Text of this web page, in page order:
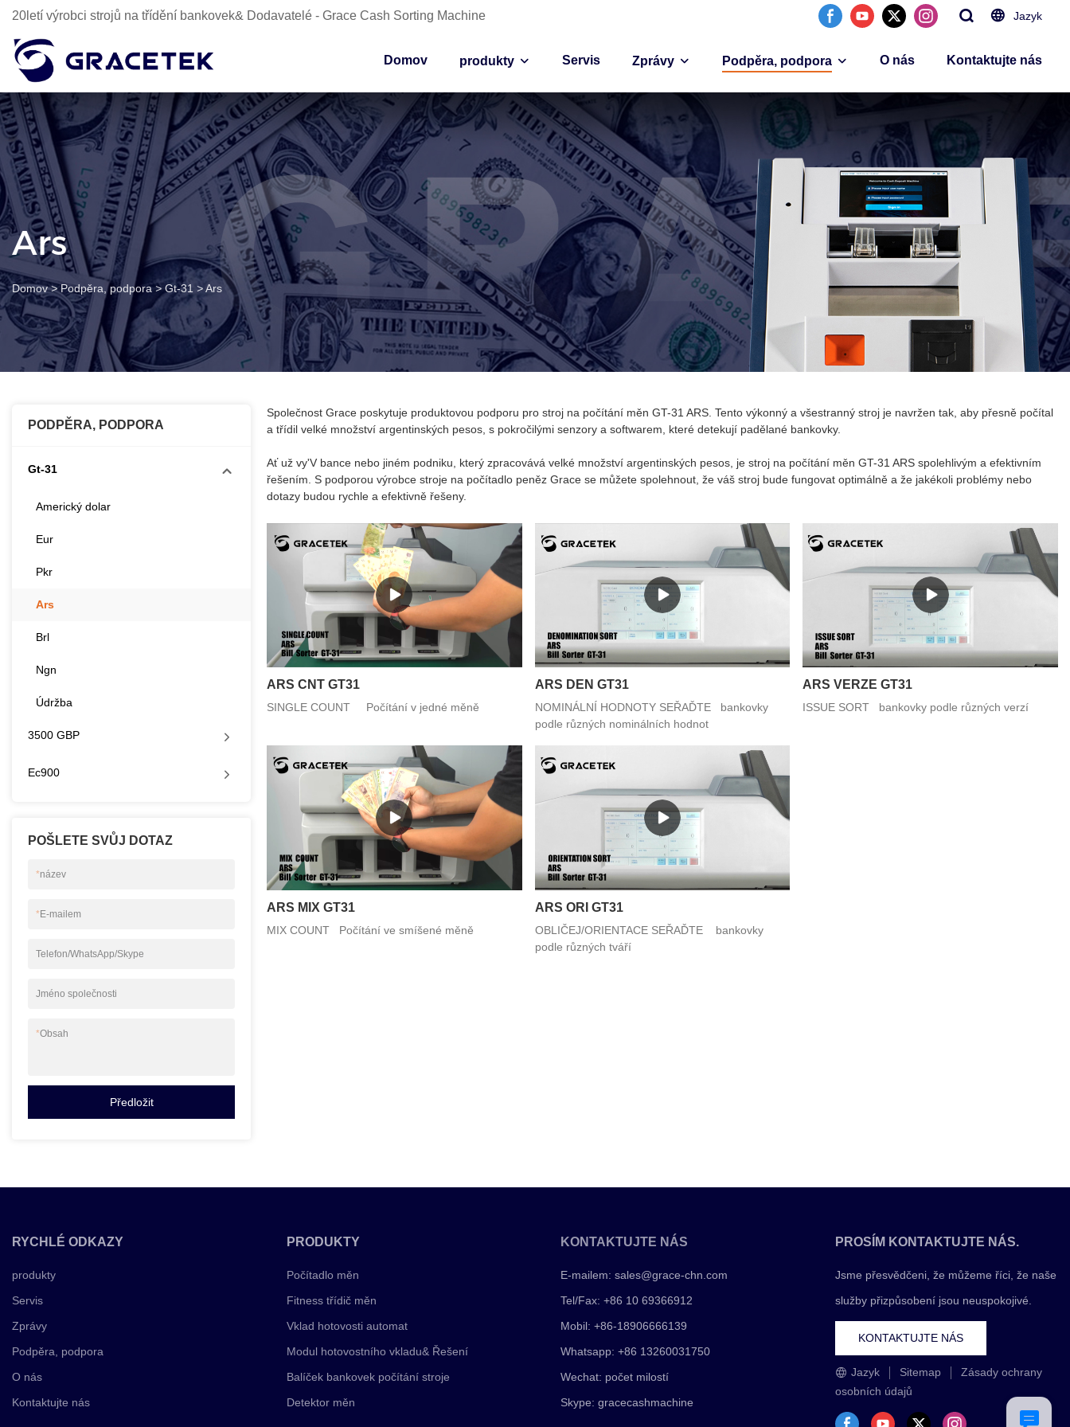
20letí výrobci strojů na třídění bankovek& Dodavatelé - Grace Cash Sorting Machine Jazyk
Domov produkty Servis Zprávy Podpěra, podpora O nás Kontaktujte nás
Ars
Domov > Podpěra, podpora > Gt-31 >Ars
PODPĚRA, PODPORA
Gt-31
Americký dolar
Eur
Pkr
Ars
Brl
Ngn
Údržba
3500 GBP
Ec900
POŠLETE SVŮJ DOTAZ
*název
*E-mailem
Telefon/WhatsApp/Skype
Jméno společnosti
*Obsah
Předložit
Společnost Grace poskytuje produktovou podporu pro stroj na počítání měn GT-31 ARS. Tento výkonný a všestranný stroj je navržen tak, aby přesně počítal
a třídil velké množství argentinských pesos, s pokročilými senzory a softwarem, které detekují padělané bankovky.
Ať už vy'V bance nebo jiném podniku, který zpracovává velké množství argentinských pesos, je stroj na počítání měn GT-31 ARS spolehlivým a efektivním
řešením. S podporou výrobce stroje na počítadlo peněz Grace se můžete spolehnout, že váš stroj bude fungovat optimálně a že jakékoli problémy nebo
dotazy budou rychle a efektivně řešeny.
ARS CNT GT31
SINGLE COUNT Počítání v jedné měně
ARS DEN GT31
NOMINÁLNÍ HODNOTY SEŘAĎTE bankovky
podle různých nominálních hodnot
ARS VERZE GT31
ISSUE SORT bankovky podle různých verzí
ARS MIX GT31
MIX COUNT Počítání ve smíšené měně
ARS ORI GT31
OBLIČEJ/ORIENTACE SEŘAĎTE bankovky
podle různých tváří
RYCHLÉ ODKAZY
produkty
Servis
Zprávy
Podpěra, podpora
O nás
Kontaktujte nás
PRODUKTY
Počítadlo měn
Fitness třídič měn
Vklad hotovosti automat
Modul hotovostního vkladu& Řešení
Balíček bankovek počítání stroje
Detektor měn
KONTAKTUJTE NÁS
E-mailem:sales@grace-chn.com
Tel/Fax: +86 10 69366912
Mobil: +86-18906666139
Whatsapp: +86 13260031750
Wechat: počet milostí
Skype: gracecashmachine
PROSÍM KONTAKTUJTE NÁS.
Jsme přesvědčeni, že můžeme říci, že naše
služby přizpůsobení jsou neuspokojivé.
KONTAKTUJTE NÁS
Jazyk Sitemap
Zásady ochrany
osobních údajů